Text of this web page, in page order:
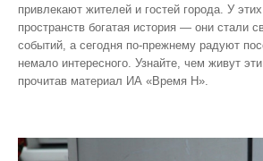
привлекают жителей и гостей города. У
пространств богатая история — они стали
событий, а сегодня по‑прежнему радуют
немало интересного. Узнайте, чем живут
прочитав материал ИА «Время Н».